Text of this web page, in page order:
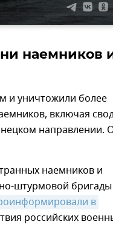
наемников
и уничтожили более
включая
направлении.
наемников и
штурмовой
в
российских